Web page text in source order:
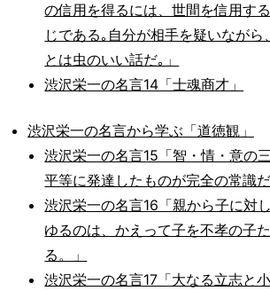
の信用を得るには、世間を信用す
じである｡自分が相手を疑いながら
とは虫のいい話だ｡」
渋沢栄一の名言14「士魂商才」
渋沢栄一の名言から学ぶ「道徳観」
渋沢栄一の名言15「智・情・意の
平等に発達したものが完全の常識だ
渋沢栄一の名言16「親から子に対
ゆるのは、かえって子を不孝の子
る。」
渋沢栄一の名言17「大なる立志と